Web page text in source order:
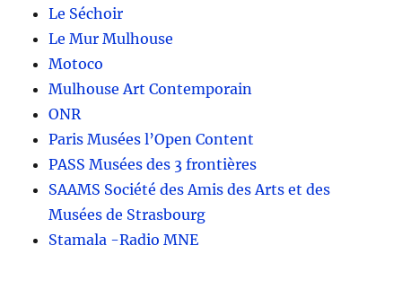
Le Séchoir
Le Mur Mulhouse
Motoco
Mulhouse Art Contemporain
ONR
Paris Musées l’Open Content
PASS Musées des 3 frontières
SAAMS Société des Amis des Arts et des
Musées de Strasbourg
Stamala -Radio MNE